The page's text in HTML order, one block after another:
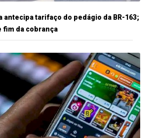
antecipa tarifaço do pedágio da BR-163;
fim da cobrança